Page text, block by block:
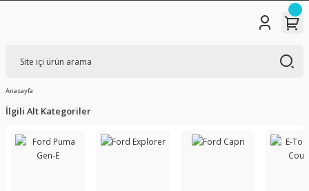
Anasayfa
İlgili Alt Kategoriler